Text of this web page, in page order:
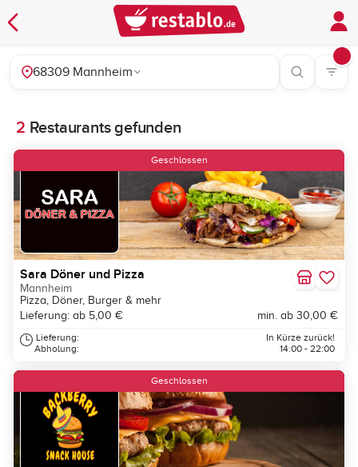
68309 Mannheim
2 Restaurants gefunden
Geschlossen
Sara Döner und Pizza
Mannheim
Pizza, Döner, Burger & mehr
Lieferung: ab 5,00 €
min. ab 30,00 €
Lieferung:
Abholung:
In Kürze zurück!
14:00 - 22:00
Geschlossen